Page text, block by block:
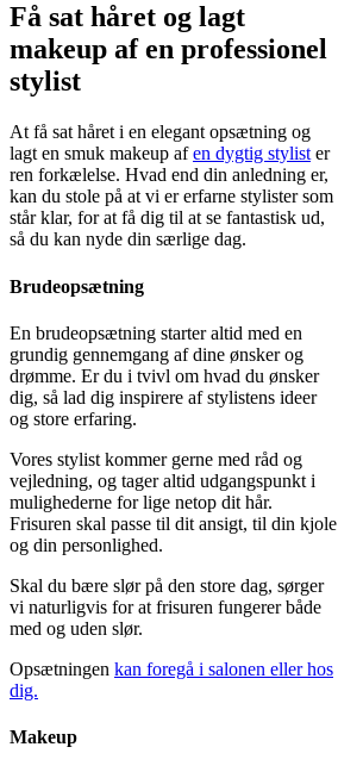
Få sat håret og lagt
makeup af en professionel
stylist
At få sat håret i en elegant opsætning og
lagt en smuk makeup afen dygtig stylist er
ren forkælelse. Hvad end din anledning er,
kan du stole på at vi er erfarne stylister som
står klar, for at få dig til at se fantastisk ud,
så du kan nyde din særlige dag.
Brudeopsætning
En brudeopsætning starter altid med en
grundig gennemgang af dine ønsker og
drømme. Er du i tvivl om hvad du ønsker
dig, så lad dig inspirere af stylistens ideer
og store erfaring.
Vores stylist kommer gerne med råd og
vejledning, og tager altid udgangspunkt i
mulighederne for lige netop dit hår.
Frisuren skal passe til dit ansigt, til din kjole
og din personlighed.
Skal du bære slør på den store dag, sørger
vi naturligvis for at frisuren fungerer både
med og uden slør.
Opsætningen kan foregå i salonen eller hos
dig.
Makeup